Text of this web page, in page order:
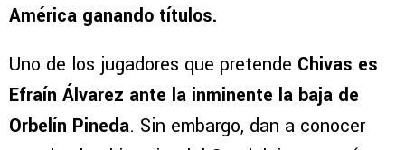
América ganando títulos.
Uno de los jugadores que pretende Chivas es
Efraín Álvarez ante la inminente la baja de
Orbelín Pineda. Sin embargo, dan a conocer